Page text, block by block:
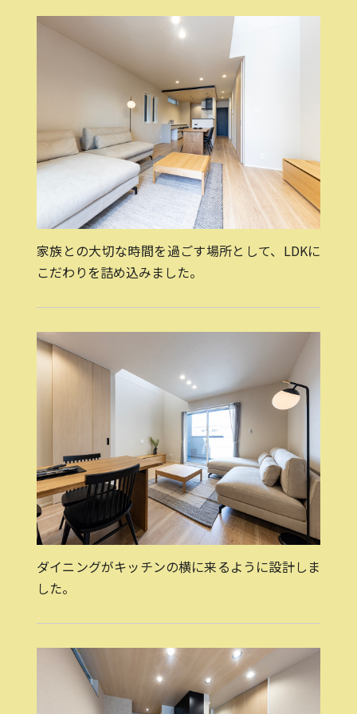
家族との大切な時間を過ごす場所として、LDKに
こだわりを詰め込みました。
ダイニングがキッチンの横に来るように設計しま
した。